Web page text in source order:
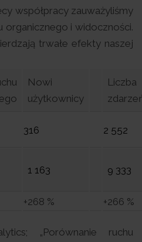
współpracy zauważyliśmy
organicznego i widoczności.
trwałe efekty naszej
Nowi
użytkownicy
Liczba
316 2 552
1 163 9 333
+268 % +266 %
„Porównanie ruchu